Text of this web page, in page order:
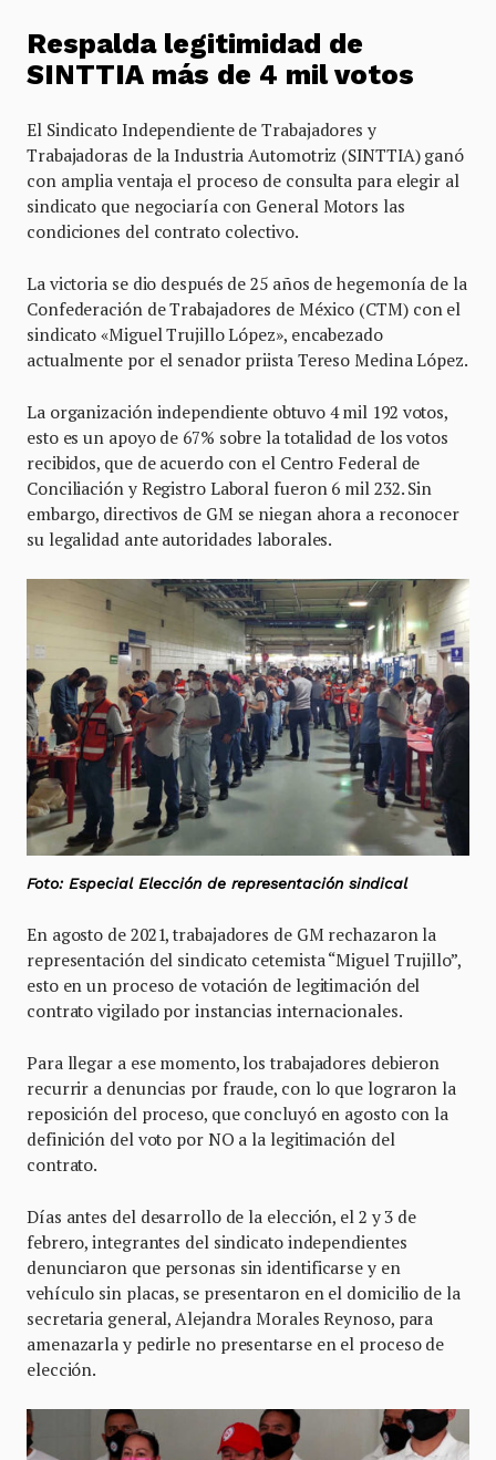
Respalda legitimidad de
SINTTIA más de 4 mil votos
El Sindicato Independiente de Trabajadores y
Trabajadoras de la Industria Automotriz (SINTTIA) ganó
con amplia ventaja el proceso de consulta para elegir al
sindicato que negociaría con General Motors las
condiciones del contrato colectivo.
La victoria se dio después de 25 años de hegemonía de la
Confederación de Trabajadores de México (CTM) con el
sindicato «Miguel Trujillo López», encabezado
actualmente por el senador priista Tereso Medina López.
La organización independiente obtuvo 4 mil 192 votos,
esto es un apoyo de 67% sobre la totalidad de los votos
recibidos, que de acuerdo con el Centro Federal de
Conciliación y Registro Laboral fueron 6 mil 232. Sin
embargo, directivos de GM se niegan ahora a reconocer
su legalidad ante autoridades laborales.
Foto: Especial Elección de representación sindical
En agosto de 2021, trabajadores de GM rechazaron la
representación del sindicato cetemista “Miguel Trujillo”,
esto en un proceso de votación de legitimación del
contrato vigilado por instancias internacionales.
Para llegar a ese momento, los trabajadores debieron
recurrir a denuncias por fraude, con lo que lograron la
reposición del proceso, que concluyó en agosto con la
definición del voto por NO a la legitimación del
contrato.
Días antes del desarrollo de la elección, el 2 y 3 de
febrero, integrantes del sindicato independientes
denunciaron que personas sin identificarse y en
vehículo sin placas, se presentaron en el domicilio de la
secretaria general, Alejandra Morales Reynoso, para
amenazarla y pedirle no presentarse en el proceso de
elección.